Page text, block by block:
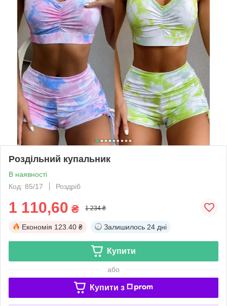
Роздільний купальник
В наявності
Код: 85/17
Роздріб
1 110,60 ₴ 1 234 ₴
Економія 123.40 ₴ Залишилось 24 дні
Купити
або
Купити з